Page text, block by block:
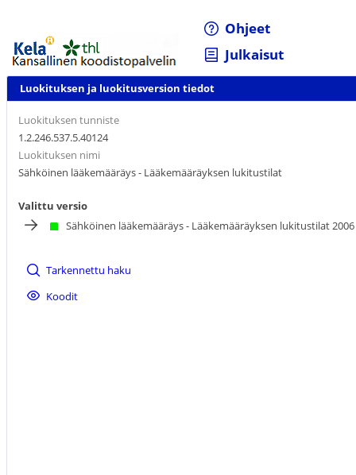
Ohjeet
Julkaisut
Luokituksen ja luokitusversion tiedot
Luokituksen tunniste
1.2.246.537.5.40124
Luokituksen nimi
Sähköinen lääkemääräys - Lääkemääräyksen lukitustilat
Valittu versio
Sähköinen lääkemääräys - Lääkemääräyksen lukitustilat 2006
Tarkennettu haku
Koodit